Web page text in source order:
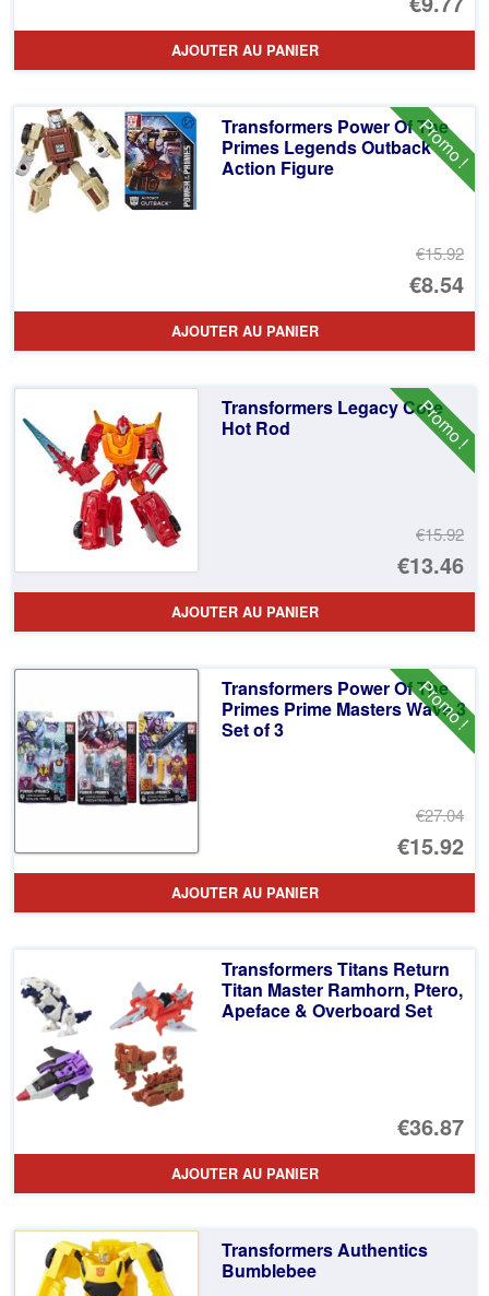
Le
AJOUTER AU PANIER
Promo !
Transformers Power Of The
Primes Legends Outback
Action Figure
€15.92
Le
€8.54
Le
AJOUTER AU PANIER
Promo !
Transformers Legacy Core
Hot Rod
€15.92
Le
€13.46
Le
AJOUTER AU PANIER
Promo !
Transformers Power Of The
Primes Prime Masters Wave 3
Set of 3
€27.04
Le
€15.92
Le
AJOUTER AU PANIER
Transformers Titans Return
Titan Master Ramhorn, Ptero,
Apeface & Overboard Set
€36.87
AJOUTER AU PANIER
Transformers Authentics
Bumblebee